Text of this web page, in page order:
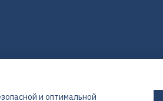
и оптимальной